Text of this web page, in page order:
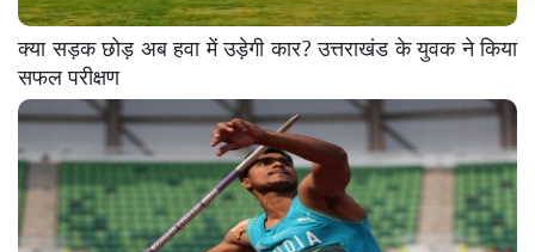
क्या सड़क छोड़ अब हवा में उड़ेगी कार? उत्तराखंड के युवक ने किया
सफल परीक्षण